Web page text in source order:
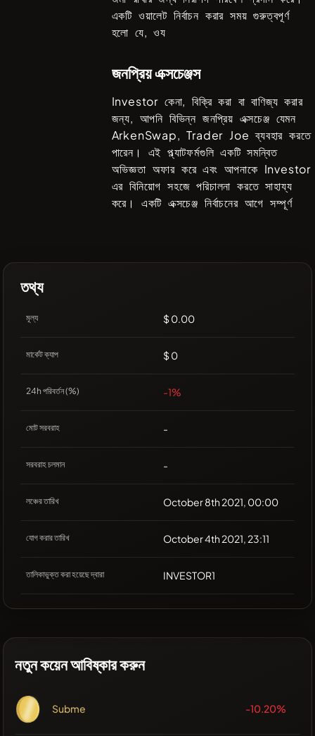
একটি ওয়ালেট নির্বাচন করার সময় গুরুত্বপূর্ণ
হলো যে, ওয
জনপ্রিয় এক্সচেঞ্জস
Investor কেনা, বিক্রি করা বা বাণিজ্য করার
জন্য, আপনি বিভিন্ন জনপ্রিয় এক্সচেঞ্জ যেমন
ArkenSwap, Trader Joe ব্যবহার করতে
পারেন। এই প্ল্যাটফর্মগুলি একটি সমন্বিত
অভিজ্ঞতা অফার করে এবং আপনাকে Investor
এর বিনিয়োগ সহজে পরিচালনা করতে সাহায্য
করে। একটি এক্সচেঞ্জ নির্বাচনের আগে সম্পূর্ণ
তথ্য
মূল্য $ 0.00
মার্কেট ক্যাপ $ 0
24h পরিবর্তন (%) -1%
মোট সরবরাহ -
সরবরাহ চলমান -
লঞ্চের তারিখ October 8th 2021, 00:00
যোগ করার তারিখ October 4th 2021, 23:11
তালিকাভুক্ত করা হয়েছে দ্বারা INVESTOR1
নতুন কয়েন আবিষ্কার করুন
Subme -10.20%